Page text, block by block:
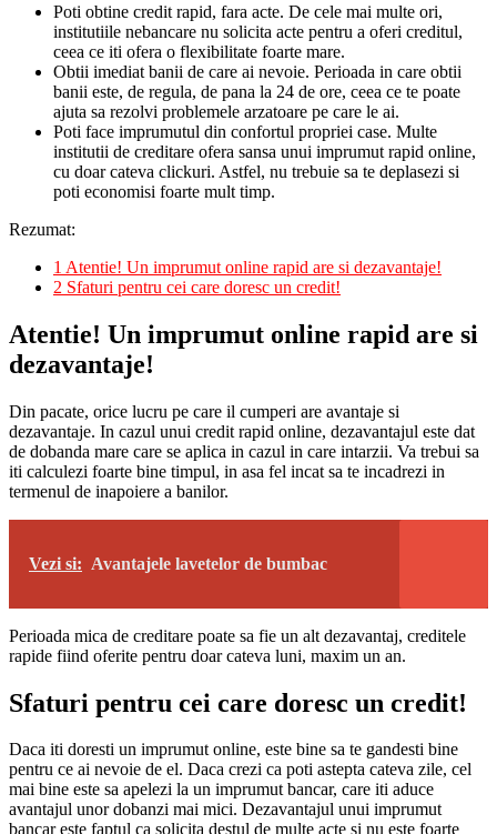
Poti obtine credit rapid, fara acte. De cele mai multe ori,
institutiile nebancare nu solicita acte pentru a oferi creditul,
ceea ce iti ofera o flexibilitate foarte mare.
Obtii imediat banii de care ai nevoie. Perioada in care obtii
banii este, de regula, de pana la 24 de ore, ceea ce te poate
ajuta sa rezolvi problemele arzatoare pe care le ai.
Poti face imprumutul din confortul propriei case. Multe
institutii de creditare ofera sansa unui imprumut rapid online,
cu doar cateva clickuri. Astfel, nu trebuie sa te deplasezi si
poti economisi foarte mult timp.
Rezumat:
1 Atentie! Un imprumut online rapid are si dezavantaje!
2 Sfaturi pentru cei care doresc un credit!
Atentie! Un imprumut online rapid are si
dezavantaje!
Din pacate, orice lucru pe care il cumperi are avantaje si
dezavantaje. In cazul unui credit rapid online, dezavantajul este dat
de dobanda mare care se aplica in cazul in care intarzii. Va trebui sa
iti calculezi foarte bine timpul, in asa fel incat sa te incadrezi in
termenul de inapoiere a banilor.
Vezi si: Avantajele lavetelor de bumbac
Perioada mica de creditare poate sa fie un alt dezavantaj, creditele
rapide fiind oferite pentru doar cateva luni, maxim un an.
Sfaturi pentru cei care doresc un credit!
Daca iti doresti un imprumut online, este bine sa te gandesti bine
pentru ce ai nevoie de el. Daca crezi ca poti astepta cateva zile, cel
mai bine este sa apelezi la un imprumut bancar, care iti aduce
avantajul unor dobanzi mai mici. Dezavantajul unui imprumut
bancar este faptul ca solicita destul de multe acte si nu este foarte